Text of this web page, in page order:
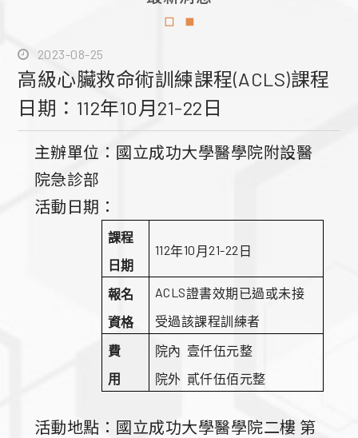
2023-08-25
高級心臟救命術訓練課程(ACLS)課程
日期：112年10月21-22日
主辦單位：國立成功大學醫學院附設醫
院急診部
活動日期：
課程
日期
112年10 月21-22 日
報名
資格
ACLS證書效期已過或未接
受過該課程訓練者
費
用
院內 壹仟伍元整
院外 貳仟伍佰元整
活動地點：國立成功大學醫學院二樓 第